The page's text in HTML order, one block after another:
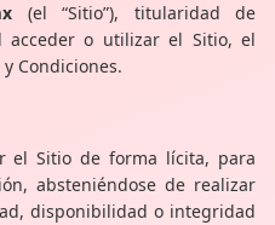
(el “Sitio”), titularidad de
acceder o utilizar el Sitio, el
Condiciones.
el Sitio de forma lícita, para
absteniéndose de realizar
disponibilidad o integridad